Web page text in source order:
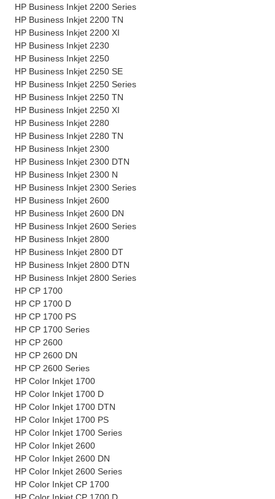
HP Business Inkjet 2200 Series
HP Business Inkjet 2200 TN
HP Business Inkjet 2200 XI
HP Business Inkjet 2230
HP Business Inkjet 2250
HP Business Inkjet 2250 SE
HP Business Inkjet 2250 Series
HP Business Inkjet 2250 TN
HP Business Inkjet 2250 XI
HP Business Inkjet 2280
HP Business Inkjet 2280 TN
HP Business Inkjet 2300
HP Business Inkjet 2300 DTN
HP Business Inkjet 2300 N
HP Business Inkjet 2300 Series
HP Business Inkjet 2600
HP Business Inkjet 2600 DN
HP Business Inkjet 2600 Series
HP Business Inkjet 2800
HP Business Inkjet 2800 DT
HP Business Inkjet 2800 DTN
HP Business Inkjet 2800 Series
HP CP 1700
HP CP 1700 D
HP CP 1700 PS
HP CP 1700 Series
HP CP 2600
HP CP 2600 DN
HP CP 2600 Series
HP Color Inkjet 1700
HP Color Inkjet 1700 D
HP Color Inkjet 1700 DTN
HP Color Inkjet 1700 PS
HP Color Inkjet 1700 Series
HP Color Inkjet 2600
HP Color Inkjet 2600 DN
HP Color Inkjet 2600 Series
HP Color Inkjet CP 1700